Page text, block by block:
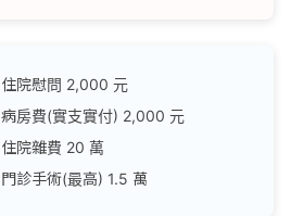
住院慰問 2,000 元
病房費(實支實付) 2,000 元
住院雜費 20 萬
門診手術(最高) 1.5 萬